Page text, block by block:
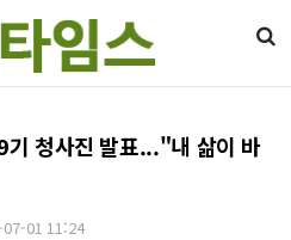
기 청사진 발표..."내 삶이 바
07-01 11:24